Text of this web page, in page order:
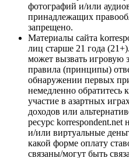
фотографий и/или
принадлежащих
запрещено.
Материалы сайта
лиц старше 21 года
может вызвать игровую
правила (принципы)
обнаружении первых
немедленно обратитесь
участие в азартных
доходов или
ресурс
и/или виртуальные
какой форме оплату
связаны/могут быть